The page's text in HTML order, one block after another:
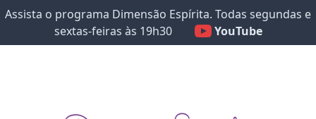
Assista o programa Dimensão Espírita. Todas segundas e
sextas-feiras às 19h30
YouTube